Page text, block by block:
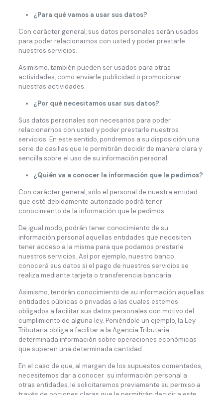
¿Para qué vamos a usar sus datos?
Con carácter general, sus datos personales serán usados
para poder relacionarnos con usted y poder prestarle
nuestros servicios.
Asimismo, también pueden ser usados para otras
actividades, como enviarle publicidad o promocionar
nuestras actividades.
¿Por qué necesitamos usar sus datos?
Sus datos personales son necesarios para poder
relacionarnos con usted y poder prestarle nuestros
servicios. En este sentido, pondremos a su disposición una
serie de casillas que le permitirán decidir de manera clara y
sencilla sobre el uso de su información personal.
¿Quién va a conocer la información que le pedimos?
Con carácter general, sólo el personal de nuestra entidad
que esté debidamente autorizado podrá tener
conocimiento de la información que le pedimos.
De igual modo, podrán tener conocimiento de su
información personal aquellas entidades que necesiten
tener acceso a la misma para que podamos prestarle
nuestros servicios. Así por ejemplo, nuestro banco
conocerá sus datos si el pago de nuestros servicios se
realiza mediante tarjeta o transferencia bancaria.
Asimismo, tendrán conocimiento de su información aquellas
entidades públicas o privadas a las cuales estemos
obligados a facilitar sus datos personales con motivo del
cumplimiento de alguna ley. Poniéndole un ejemplo, la Ley
Tributaria obliga a facilitar a la Agencia Tributaria
determinada información sobre operaciones económicas
que superen una determinada cantidad.
En el caso de que, al margen de los supuestos comentados,
necesitemos dar a conocer su información personal a
otras entidades, le solicitaremos previamente su permiso a